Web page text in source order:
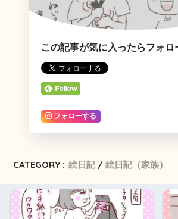
この記事が気に入ったらフォロ
フォローする
CATEGORY : 絵日記 絵日記（家族）